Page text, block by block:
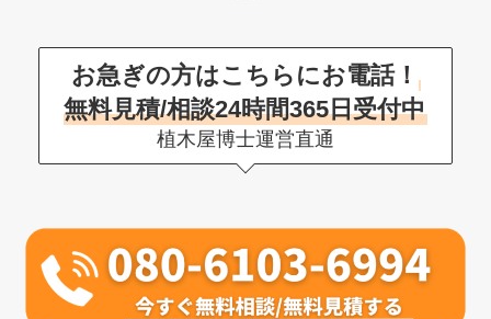
お急ぎの方はこちらにお電話！
無料見積/相談24時間365日受付中
植木屋博士運営直通